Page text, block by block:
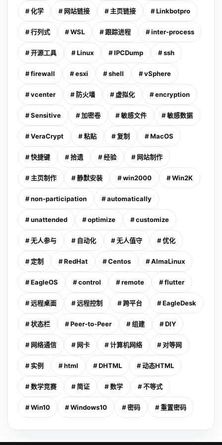
# 化学 # 网站链接 # 主页链接 # Linkbotpro
# 行列式 # WSL # 跟踪进程 # inter-process
# 开源工具 # Linux # IPCDump # ssh
# firewall # esxi # shell # vSphere
# vcenter # 防火墙 # 虚拟化 # encryption
# Sensitive # 加密卷 # 敏感文件 # 敏感数据
# VeraCrypt # 粘贴 # 复制 # MacOS
# 快捷键 # 拾遗 # 经验 # 网站制作
# 主页制作 # 静默安装 # win2000 # Win2K
# non-participation # automatically
# unattended # optimize # customize
# 无人参与 # 自动化 # 无人值守 # 优化
# 定制 # RedHat # Centos # AlmaLinux
# EagleOS # control # remote # flutter
# 远程桌面 # 远程控制 # 跨平台 # EagleDesk
# 状态栏 # Peer-to-Peer # 组建 # DIY
# 网络通信 # 网卡 # 计算机网络 # 对等网
# 实例 # html # DHTML # 动态HTML
# 数学竞赛 # 简证 # 数学 # 不等式
# Win10 # Windows10 # 密码 # 重置密码